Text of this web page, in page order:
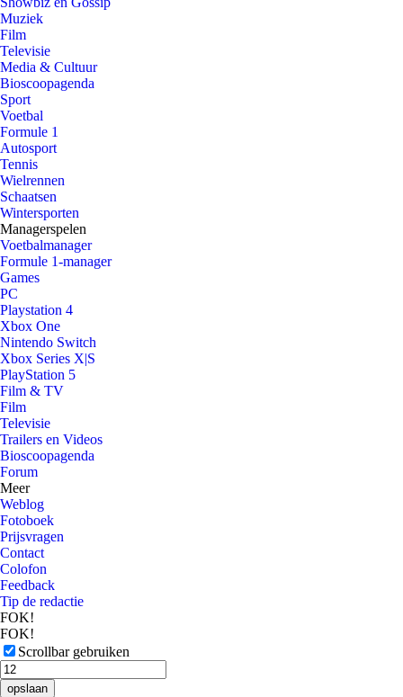
Muziek
Film
Televisie
Media & Cultuur
Bioscoopagenda
Sport
Voetbal
Formule 1
Autosport
Tennis
Wielrennen
Schaatsen
Wintersporten
Managerspelen
Voetbalmanager
Formule 1-manager
Games
PC
Playstation 4
Xbox One
Nintendo Switch
Xbox Series X|S
PlayStation 5
Film & TV
Film
Televisie
Trailers en Videos
Bioscoopagenda
Forum
Meer
Weblog
Fotoboek
Prijsvragen
Contact
Colofon
Feedback
Tip de redactie
FOK!
FOK!
Scrollbar gebruiken
opslaan